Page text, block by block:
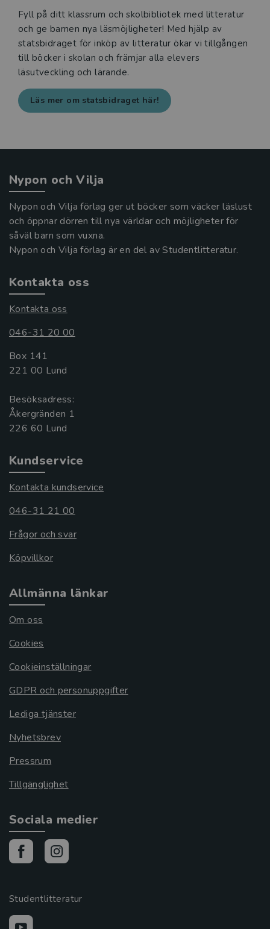
Fyll på ditt klassrum och skolbibliotek med litteratur
och ge barnen nya läsmöjligheter! Med hjälp av
statsbidraget för inköp av litteratur ökar vi tillgången
till böcker i skolan och främjar alla elevers
läsutveckling och lärande.
Läs mer om statsbidraget här!
Nypon och Vilja
Nypon och Vilja förlag ger ut böcker som väcker läslust
och öppnar dörren till nya världar och möjligheter för
såväl barn som vuxna.
Nypon och Vilja förlag är en del av Studentlitteratur.
Kontakta oss
Kontakta oss
046-31 20 00
Box 141
221 00 Lund
Besöksadress:
Åkergränden 1
Kundservice
Kontakta kundservice
046-31 21 00
Frågor och svar
Köpvillkor
Allmänna länkar
Om oss
Cookies
Cookieinställningar
GDPR och personuppgifter
Lediga tjänster
Nyhetsbrev
Pressrum
Tillgänglighet
Sociala medier
Studentlitteratur